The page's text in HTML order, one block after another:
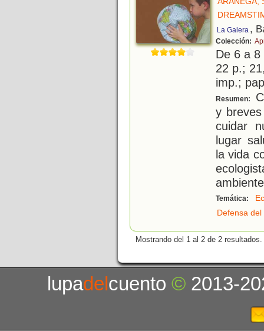
La Galera ,
Colección:
De 6 a
22 p.;
imp.;
Resumen:
y
cuidar
lugar
la vida
Temática:
Defensa
Mostrando del 1 al 2 de 2 resultados.
lupadelcuento© 2013-